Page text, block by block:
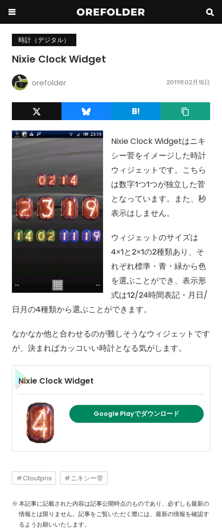
時計（デジタル）
Nixie Clock Widget
orefolder 2011年02月15日
Nixie Clock Widgetはニキ
シー菅をイメージした時計
ウィジェットです。こちら
は数字1つ1つが独立した菅
となっています。また、秒
表示はしません。
ウィジェットのサイズは
4×1と2×1の2種類あり、そ
れぞれ標準・青・緑から色
を選ぶことができ、表示形
式は12/24時間表記・月日/
日月の4種類から選ぶことができます。
なかなか他と合わせるのが難しそうなウィジェットです
が、決まればカッコいい時計となる気がします。
Nixie Clock Widget
Google Playでダウンロード
Ctoutpris ニキシー管
本記事に記載された内容は記事公開時点のものであり、必ずしも最新の
情報とは限りません。記事をご覧いただく際には、最新の情報を確認す
るようお願いいたします。